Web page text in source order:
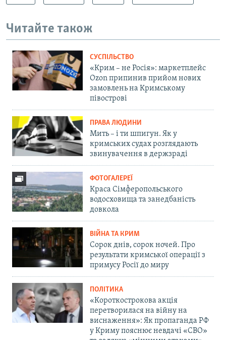
Читайте також
СУСПІЛЬСТВО
«Крим – не Росія»: маркетплейс
Ozon припинив прийом нових
замовлень на Кримському
півострові
ПРАВА ЛЮДИНИ
Мить – і ти шпигун. Як у
кримських судах розглядають
звинувачення в держзраді
ФОТОГАЛЕРЕЇ
Краса Сімферопольського
водосховища та занедбаність
довкола
ВІЙНА ТА КРИМ
Сорок днів, сорок ночей. Про
результати кримської операції з
примусу Росії до миру
ПОЛІТИКА
«Короткострокова акція
перетворилася на війну на
виснаження»: Як пропаганда РФ
у Криму пояснює невдачі «СВО»